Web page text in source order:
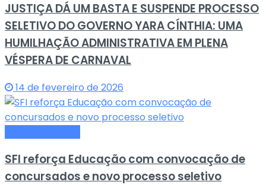
JUSTIÇA DÁ UM BASTA E SUSPENDE PROCESSO
SELETIVO DO GOVERNO YARA CÍNTHIA: UMA
HUMILHAÇÃO ADMINISTRATIVA EM PLENA
VÉSPERA DE CARNAVAL
14 de fevereiro de 2026
SFI reforça Educação com convocação de
concursados e novo processo seletivo